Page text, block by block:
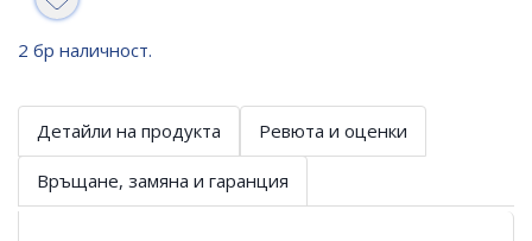
2 бр наличност.
Детайли на продукта Ревюта и оценки
Връщане, замяна и гаранция